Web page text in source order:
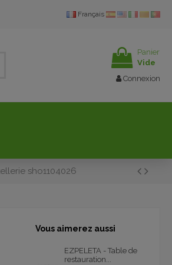
Français
Panier
Vide
Connexion
sho1104026
Vous aimerez aussi
EZPELETA - Table de
restauration...